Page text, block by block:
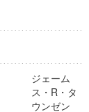
ジェーム
ス・R・タ
ウンゼン